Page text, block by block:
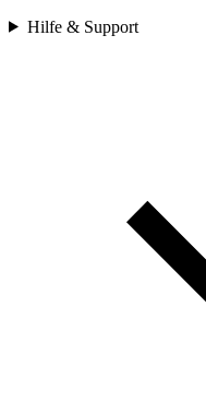
Hilfe & Support